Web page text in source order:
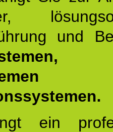
und
ein